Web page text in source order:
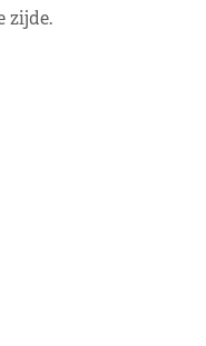
zijde.